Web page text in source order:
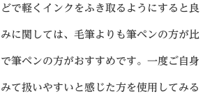
で軽くインクをふき取るようにすると良
に関しては、毛筆よりも筆ペンの方が比
筆ペンの方がおすすめです。一度ご自身
て扱いやすいと感じた方を使用してみる